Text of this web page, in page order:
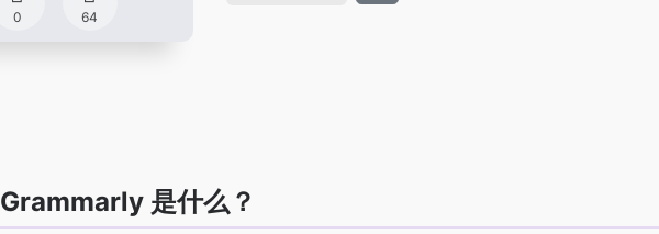
0 64
Grammarly 是什么？